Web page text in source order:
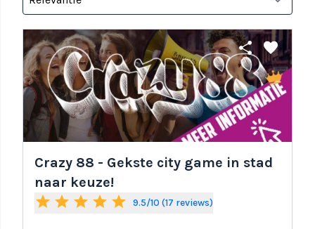
share favorite
Crazy 88 - Gekste city game in stad
naar keuze!
star star star star star 9.5/10 (17 reviews)